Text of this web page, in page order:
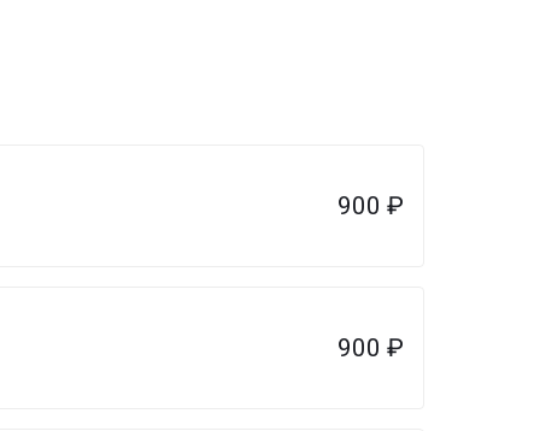
900 ₽
900 ₽